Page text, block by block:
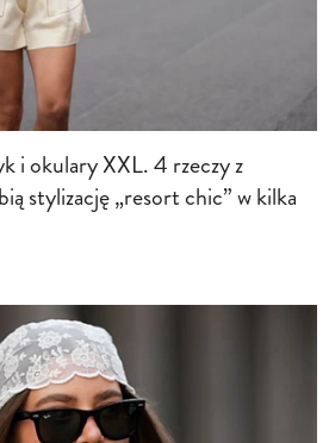
i okulary XXL. 4 rzeczy z
stylizację „resort chic” w kilka